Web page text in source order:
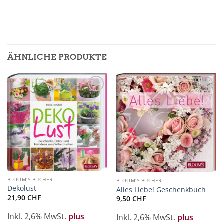
ÄHNLICHE PRODUKTE
Zur
Merkliste
hinzufügen
BLOOM'S BÜCHER
Dekolust
21,90 CHF
Inkl. 2,6% MwSt. plus
Zur
Merkliste
hinzufügen
BLOOM'S BÜCHER
Alles Liebe! Geschenkbuch
9,50 CHF
Inkl. 2,6% MwSt. plus